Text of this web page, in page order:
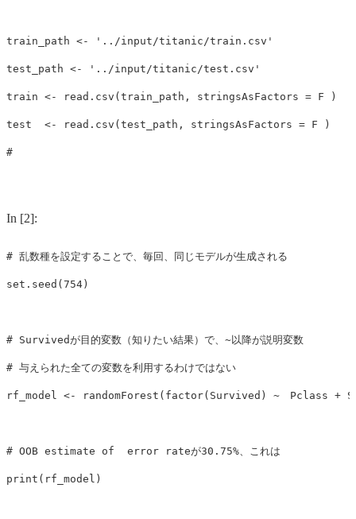
train_path <- '../input/titanic/train.csv'
test_path <- '../input/titanic/test.csv'
train <- read.csv ( train_path , stringsAsFactors = F )
test <- read.csv ( test_path , stringsAsFactors = F )
#
In [2]:
# 乱数種を設定することで、毎回、同じモデルが生成される
set.seed ( 754 )
# Survivedが目的変数（知りたい結果）で、~以降が説明変数
# 与えられた全ての変数を利用するわけではない
rf_model <- randomForest ( factor( Survived ) ~ Pclass +
# OOB estimate of  error rateが30.75%、これは
print ( rf_model )